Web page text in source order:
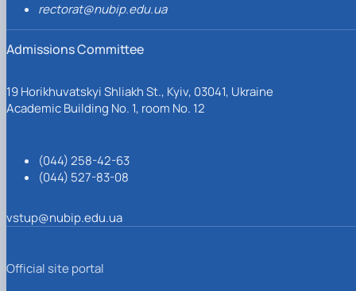
rectorat@nubip.edu.ua
Admissions Committee
19 Horikhuvatskyi Shliakh St., Kyiv, 03041, Ukraine
Academic Building No. 1, room No. 12
(044) 258-42-63
(044) 527-83-08
vstup@nubip.edu.ua
Official site portal